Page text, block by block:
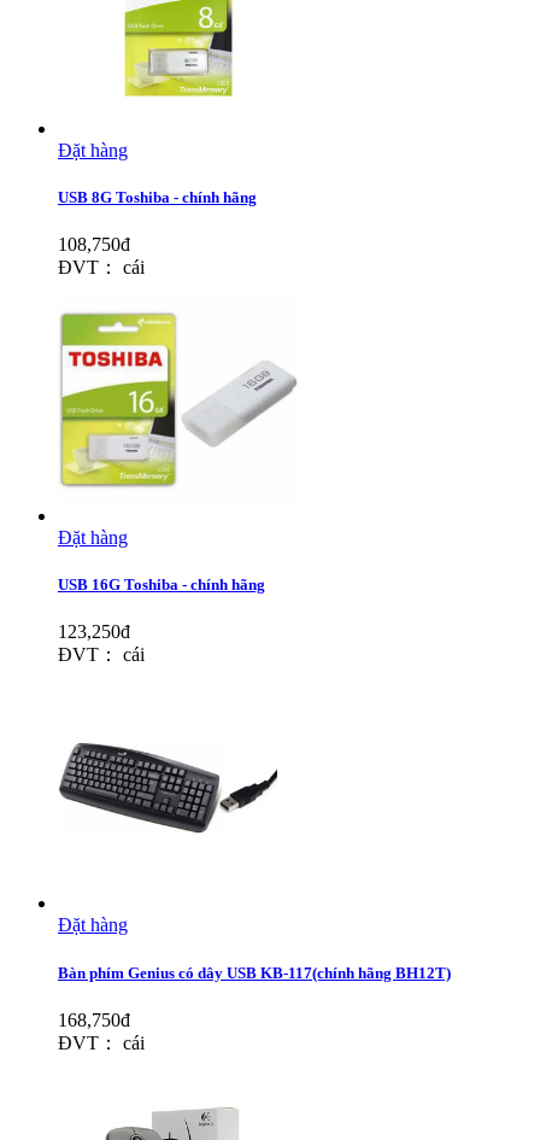
Đặt hàng
USB 8G Toshiba - chính hãng
108,750đ
ĐVT： cái
Đặt hàng
USB 16G Toshiba - chính hãng
123,250đ
ĐVT： cái
Đặt hàng
Bàn phím Genius có dây USB KB-117(chính hãng BH12T)
168,750đ
ĐVT： cái